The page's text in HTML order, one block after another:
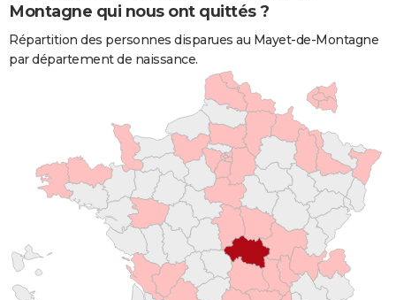
Montagne qui nous ont quittés ?
Répartition des personnes disparues au Mayet-de-Montagne
par département de naissance.